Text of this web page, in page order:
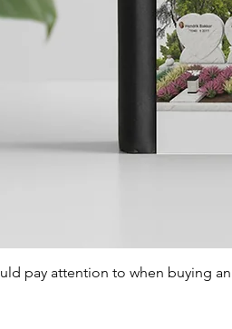
pay attention to when buying